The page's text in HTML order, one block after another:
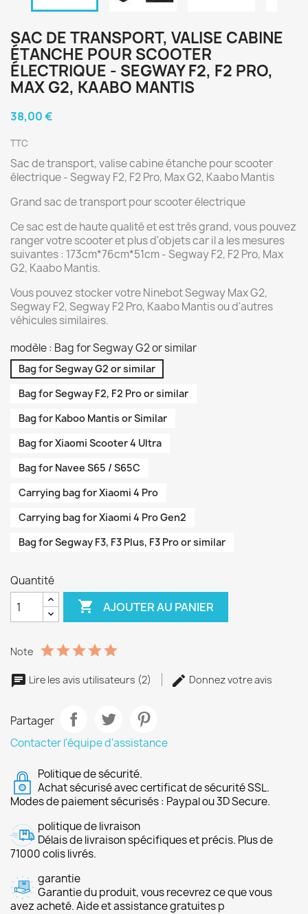
SAC DE TRANSPORT, VALISE CABINE
ÉTANCHE POUR SCOOTER
ÉLECTRIQUE - SEGWAY F2, F2 PRO,
MAX G2, KAABO MANTIS
38,00 €
TTC
Sac de transport, valise cabine étanche pour scooter
électrique - Segway F2, F2 Pro, Max G2, Kaabo Mantis
Grand sac de transport pour scooter électrique
Ce sac est de haute qualité et est très grand, vous pouvez
ranger votre scooter et plus d'objets car il a les mesures
suivantes : 173cm*76cm*51cm - Segway F2, F2 Pro, Max
G2, Kaabo Mantis.
Vous pouvez stocker votre Ninebot Segway Max G2,
Segway F2, Segway F2 Pro, Kaabo Mantis ou d'autres
véhicules similaires.
modèle : Bag for Segway G2 or similar
Bag for Segway G2 or similar
Bag for Segway F2, F2 Pro or similar
Bag for Kaboo Mantis or Similar
Bag for Xiaomi Scooter 4 Ultra
Bag for Navee S65 / S65C
Carrying bag for Xiaomi 4 Pro
Carrying bag for Xiaomi 4 Pro Gen2
Bag for Segway F3, F3 Plus, F3 Pro or similar
Quantité
 AJOUTER AU PANIER
Note
Lire les avis utilisateurs (2) Donnez votre avis
Partager
Contacter l'équipe d'assistance
Politique de sécurité.
Achat sécurisé avec certificat de sécurité SSL.
Modes de paiement sécurisés : Paypal ou 3D Secure.
politique de livraison
Délais de livraison spécifiques et précis. Plus de
71000 colis livrés.
garantie
Garantie du produit, vous recevrez ce que vous
avez acheté. Aide et assistance gratuites p